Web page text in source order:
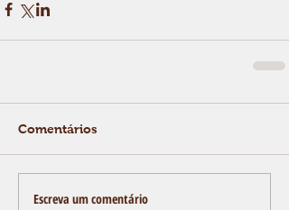
Comentários
Escreva um comentário